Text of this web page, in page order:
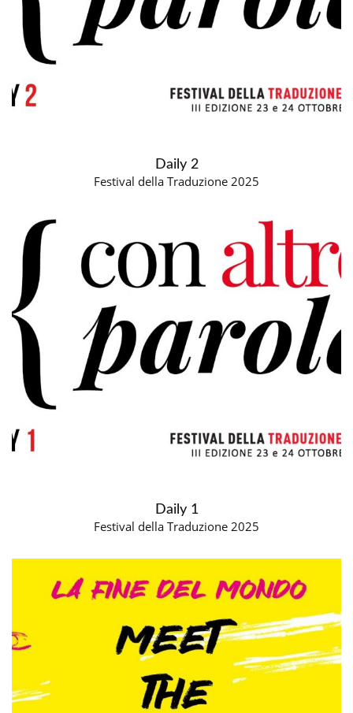
Daily 2
Festival della Traduzione 2025
Daily 1
Festival della Traduzione 2025